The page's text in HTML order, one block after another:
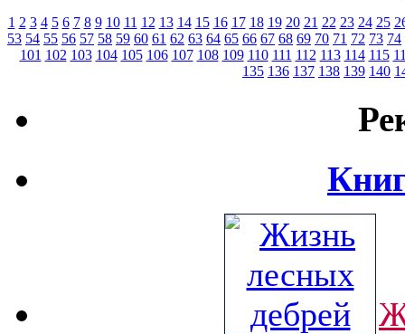
1 2 3 4 5 6 7 8 9 10 11 12 13 14 15 16 17 18 19 20 21 22 23 24 25
53 54 55 56 57 58 59 60 61 62 63 64 65 66 67 68 69 70 71 72 73 74
101 102 103 104 105 106 107 108 109 110 111 112 113 114 115
135 136 137 138 139 140